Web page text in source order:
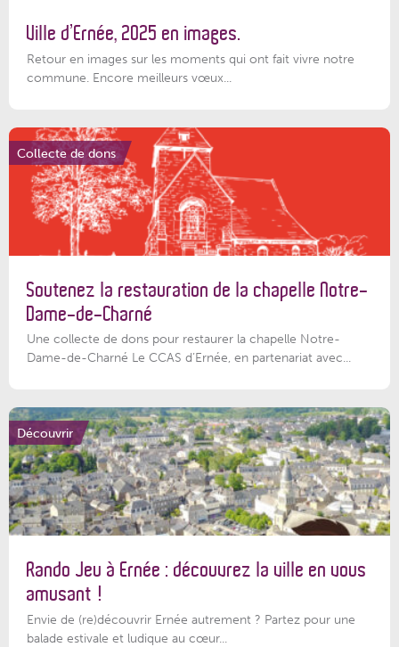
Ville d’Ernée, 2025 en images.
Retour en images sur les moments qui ont fait vivre notre
commune. Encore meilleurs vœux...
Collecte de dons
Soutenez la restauration de la chapelle Notre-
Dame-de-Charné
Une collecte de dons pour restaurer la chapelle Notre-
Dame-de-Charné Le CCAS d’Ernée, en partenariat avec...
Découvrir
Rando Jeu à Ernée : découvrez la ville en vous
amusant !
Envie de (re)découvrir Ernée autrement ? Partez pour une
balade estivale et ludique au cœur...